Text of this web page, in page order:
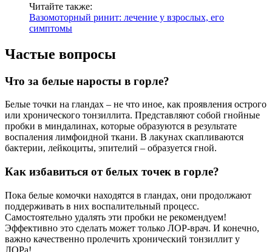
Читайте также:
Вазомоторный ринит: лечение у взрослых, его
симптомы
Частые вопросы
Что за белые наросты в горле?
Белые точки на гландах – не что иное, как проявления острого
или хронического тонзиллита. Представляют собой гнойные
пробки в миндалинах, которые образуются в результате
воспаления лимфоидной ткани. В лакунах скапливаются
бактерии, лейкоциты, эпителий – образуется гной.
Как избавиться от белых точек в горле?
Пока белые комочки находятся в гландах, они продолжают
поддерживать в них воспалительный процесс.
Самостоятельно удалять эти пробки не рекомендуем!
Эффективно это сделать может только ЛОР-врач. И конечно,
важно качественно пролечить хронический тонзиллит у
ЛОРа!